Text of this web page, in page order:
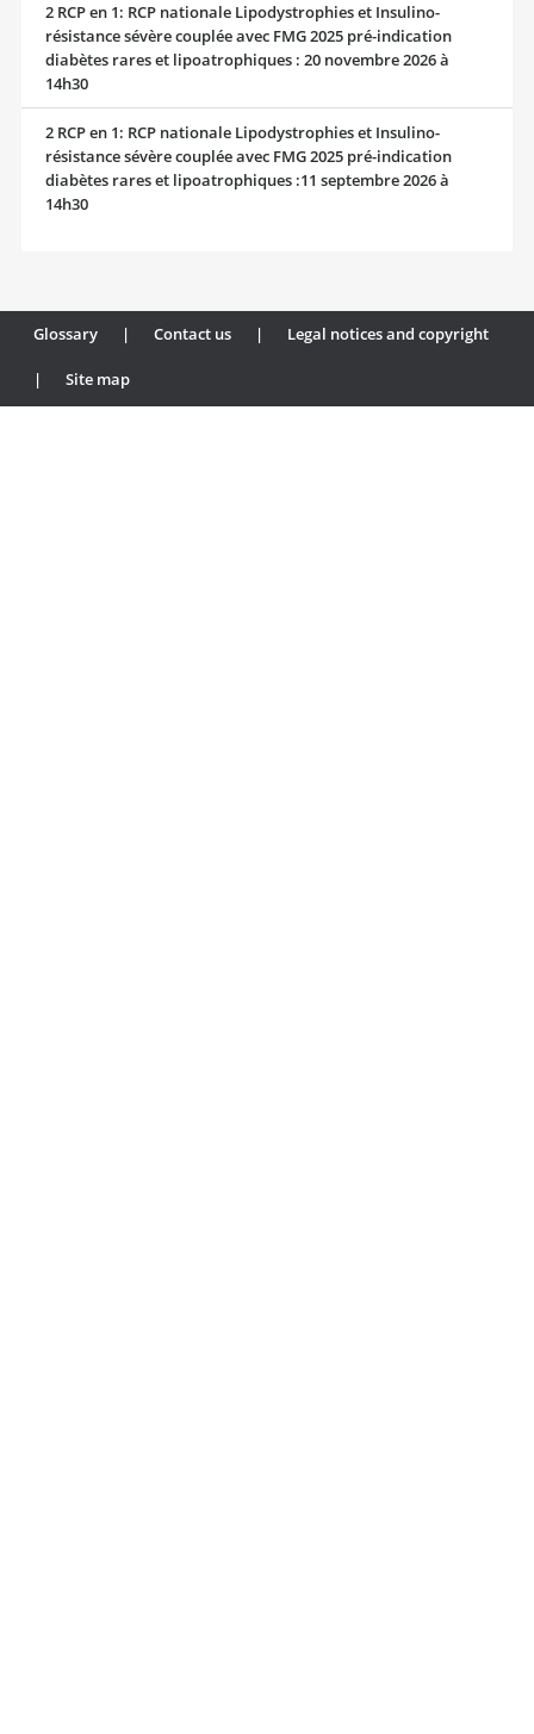
2 RCP en 1: RCP nationale Lipodystrophies et Insulino-
résistance sévère couplée avec FMG 2025 pré-indication
diabètes rares et lipoatrophiques : 20 novembre 2026 à
14h30
2 RCP en 1: RCP nationale Lipodystrophies et Insulino-
résistance sévère couplée avec FMG 2025 pré-indication
diabètes rares et lipoatrophiques :11 septembre 2026 à
14h30
Glossary | Contact us | Legal notices and copyright
| Site map